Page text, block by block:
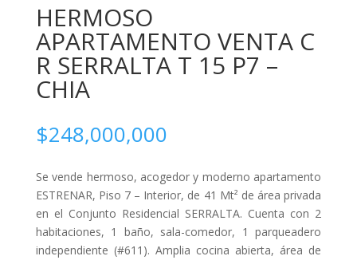
HERMOSO
APARTAMENTO VENTA C
R SERRALTA T 15 P7 –
CHIA
$248,000,000
Se vende hermoso, acogedor y moderno apartamento
ESTRENAR, Piso 7 – Interior, de 41 Mt² de área privada
en el Conjunto Residencial SERRALTA. Cuenta con 2
habitaciones, 1 baño, sala-comedor, 1 parqueadero
independiente (#611). Amplia cocina abierta, área de